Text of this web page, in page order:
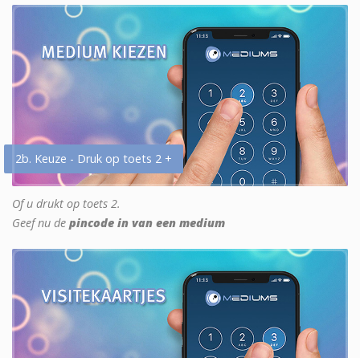
2b. Keuze - Druk op toets 2 +
Of u drukt op toets 2.
Geef nu de pincode in van een medium